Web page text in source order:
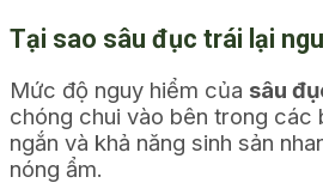
Tại sao sâu đục trái lại
Mức độ nguy hiểm của sâu
chóng chui vào bên trong các
ngắn và khả năng sinh sản
nóng ẩm.